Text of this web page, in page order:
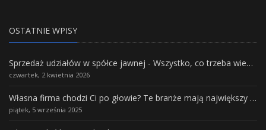
OSTATNIE WPISY
Sprzedaż udziałów w spółce jawnej - Wszystko, co trzeba wiedzieć.
czwartek, 2 kwietnia 2026
Własna firma chodzi Ci po głowie? Te branże mają największy potencjał rozwoju
piątek, 5 września 2025